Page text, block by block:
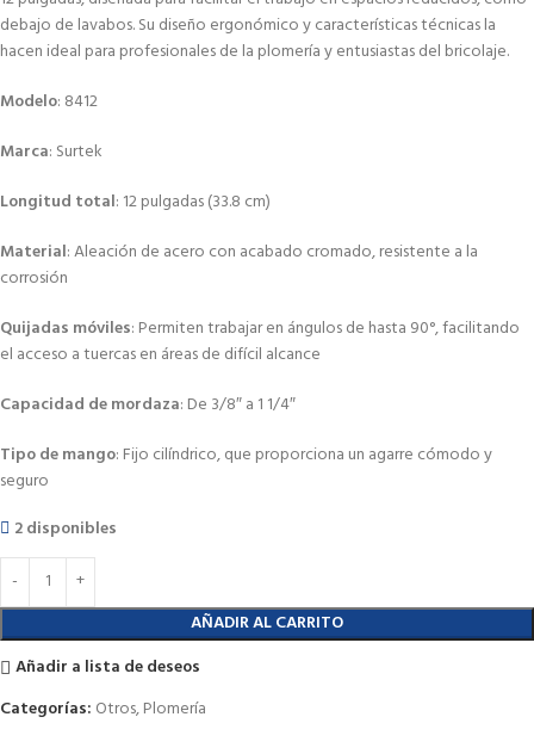
debajo de lavabos.Su diseño ergonómico y características técnicas la
hacen ideal para profesionales de la plomería y entusiastas del bricolaje.
Modelo: 8412
Marca: Surtek
Longitud total: 12 pulgadas (33.8 cm)
Material:Aleación de acero con acabado cromado, resistente a la
corrosión
Quijadas móviles: Permiten trabajar en ángulos de hasta 90°, facilitando
el acceso a tuercas en áreas de difícil alcance
Capacidad de mordaza: De 3/8″ a 1 1/4″
Tipo de mango: Fijo cilíndrico, que proporciona un agarre cómodo y
seguro
2 disponibles
AÑADIR AL CARRITO
Añadir a lista de deseos
Categorías: Otros,Plomería